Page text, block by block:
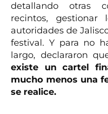
detallando otras
recintos, gestionar
autoridades de
festival. Y para no
largo, declararon
existe un cartel
mucho menos una
se realice.